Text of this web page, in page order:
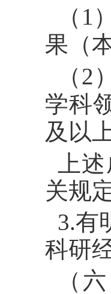
（ 1
果（
（2）
学科
及以
上
关规
3.有
科研
（